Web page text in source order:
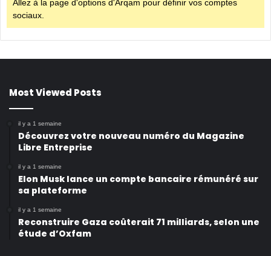
Allez à la page d'options d'Arqam pour définir vos comptes
sociaux.
Most Viewed Posts
il y a 1 semaine
Découvrez votre nouveau numéro du Magazine
Libre Entreprise
il y a 1 semaine
Elon Musk lance un compte bancaire rémunéré sur
sa plateforme
il y a 1 semaine
Reconstruire Gaza coûterait 71 milliards, selon une
étude d’Oxfam